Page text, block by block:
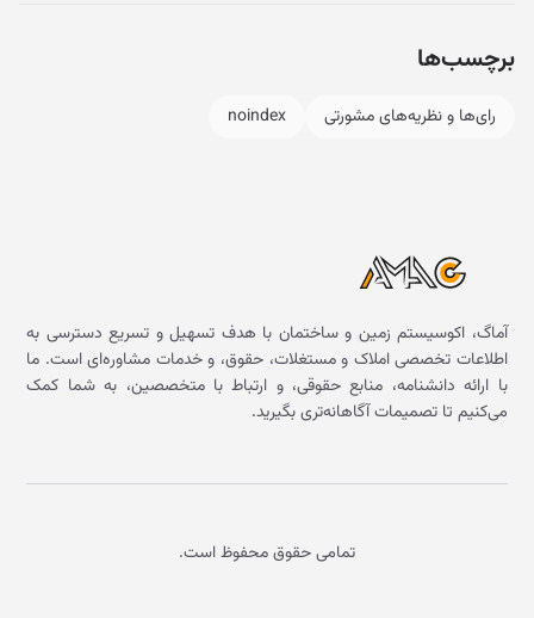
برچسب‌ها
رای‌ها و نظریه‌های مشورتی noindex
آماگ، اکوسیستم زمین و ساختمان با هدف تسهیل و تسریع دسترسی به
اطلاعات تخصصی املاک و مستغلات، حقوق، و خدمات مشاوره‌ای است. ما
با ارائه دانشنامه، منابع حقوقی، و ارتباط با متخصصین، به شما کمک
می‌کنیم تا تصمیمات آگاهانه‌تری بگیرید.
تمامی حقوق محفوظ است.